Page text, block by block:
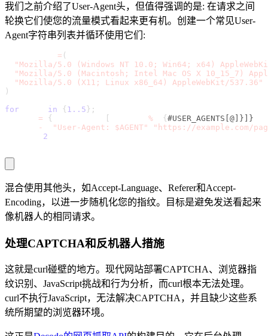
我们之前介绍了User-Agent头，但值得强调的是: 在请求之间
轮换它们使您的流量模式看起来更有机。创建一个常见User-
Agent字符串列表并循环使用它们:
= (
"Mozilla/5.0 (Windows NT 10.0; Win64; x64)
"Mozilla/5.0 (Macintosh; Intel Mac OS X 10_15_7)
"Mozilla/5.0 (X11; Linux x86_64) AppleWebKit/537.36"
)
for
in { 1. .5 } ;
= { % { #USER_AGENTS[@]}]}
- "User-Agent: $AGENT"
"https://example.com/
2
混合使用其他头，如Accept-Language、Referer和Accept-
Encoding，以进一步随机化您的指纹。目标是避免发送看起来
像机器人的相同请求。
处理CAPTCHA和反机器人措施
这就是curl碰壁的地方。现代网站部署CAPTCHA、浏览器指
纹识别、JavaScript挑战和行为分析，而curl根本无法处理。
curl不执行JavaScript，无法解决CAPTCHA，并且缺少这些系
统所期望的浏览器环境。